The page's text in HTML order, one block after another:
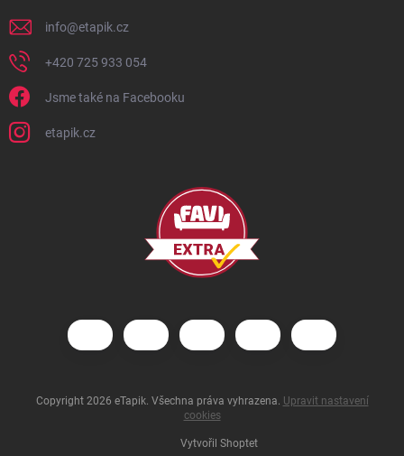
info@etapik.cz
+420 725 933 054
Jsme také na Facebooku
etapik.cz
Vytvořil Shoptet
Copyright 2026 eTapik. Všechna práva vyhrazena. Upravit nastavení
cookies